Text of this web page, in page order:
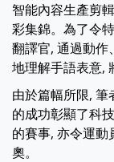
智能內容生產剪
彩集錦。為了令
翻譯官, 通過動作
地理解手語表意,
由於篇幅所限,
的成功彰顯了科
的賽事, 亦令運
奧。